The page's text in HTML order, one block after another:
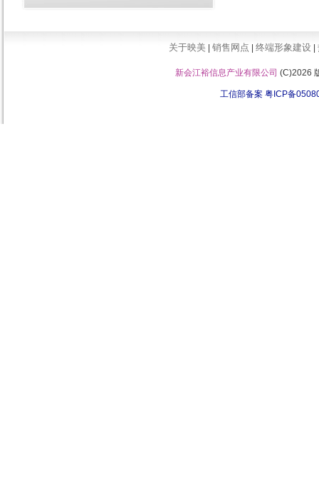
关于映美 销售网点 终端形象建设
新会江裕信息产业有限公司 (C)2026
工信部备案 粤ICP备